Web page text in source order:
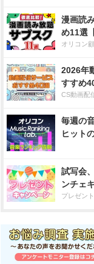
漫画読
め11選
オリコン
2026年
すすめ
CS動画配
毎週の
ヒット
試写会
ンチェ
プレゼン